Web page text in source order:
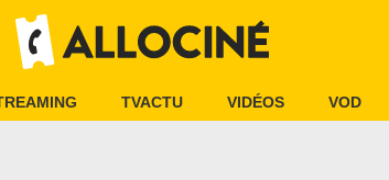
TVACTU VIDÉOS VOD